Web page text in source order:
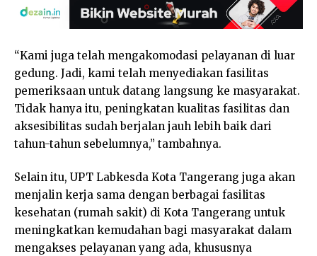
“Kami juga telah mengakomodasi pelayanan di luar
gedung. Jadi, kami telah menyediakan fasilitas
pemeriksaan untuk datang langsung ke masyarakat.
Tidak hanya itu, peningkatan kualitas fasilitas dan
aksesibilitas sudah berjalan jauh lebih baik dari
tahun-tahun sebelumnya,” tambahnya.
Selain itu, UPT Labkesda Kota Tangerang juga akan
menjalin kerja sama dengan berbagai fasilitas
kesehatan (rumah sakit) di Kota Tangerang untuk
meningkatkan kemudahan bagi masyarakat dalam
mengakses pelayanan yang ada, khususnya